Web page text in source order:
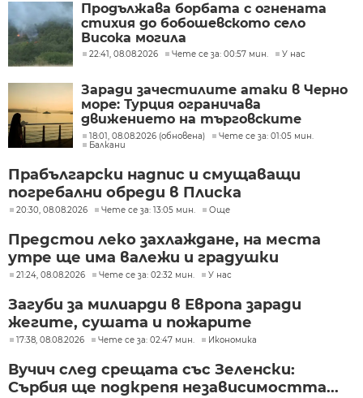
Продължава борбата с огнената
стихия до бобошевското село
Висока могила
22:41, 08.08.2026 Чете се за: 00:57 мин. У нас
Заради зачестилите атаки в Черно
море: Турция ограничава
движението на търговските
кораби
18:01, 08.08.2026 (обновена)
Чете се за: 01:05 мин.
Балкани
Прабългарски надпис и смущаващи
погребални обреди в Плиска
20:30, 08.08.2026 Чете се за: 13:05 мин. Още
Предстои леко захлаждане, на места
утре ще има валежи и градушки
21:24, 08.08.2026 Чете се за: 02:32 мин. У нас
Загуби за милиарди в Европа заради
жегите, сушата и пожарите
17:38, 08.08.2026 Чете се за: 02:47 мин. Икономика
Вучич след срещата със Зеленски:
Сърбия ще подкрепя независимостта...